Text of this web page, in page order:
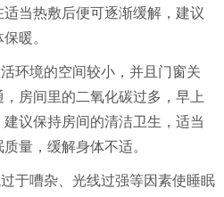
当热敷后便可逐渐缓解，建议
暖。
环境的空间较小，并且门窗关
房间里的二氧化碳过多，早上
建议保持房间的清洁卫生，适当
量，缓解身体不适。
于嘈杂、光线过强等因素使睡眠